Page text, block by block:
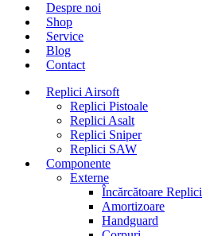
Despre noi
Shop
Service
Blog
Contact
Replici Airsoft
Replici Pistoale
Replici Asalt
Replici Sniper
Replici SAW
Componente
Externe
Încărcătoare Replici
Amortizoare
Handguard